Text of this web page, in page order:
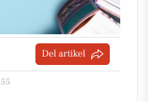
Del artikel